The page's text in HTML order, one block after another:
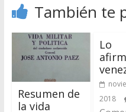
También te
Resumen de
la vida
Lo
2018